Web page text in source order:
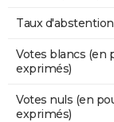
Taux d'abstention
Votes blancs (en
exprimés)
Votes nuls (en
exprimés)